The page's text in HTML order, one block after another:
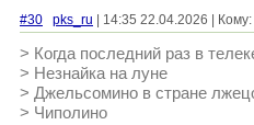
#30 pks_ru | 14:35 22.04.2026 | Кому:
> Когда последний раз в
> Незнайка на луне
> Джельсомино в стране
> Чиполино